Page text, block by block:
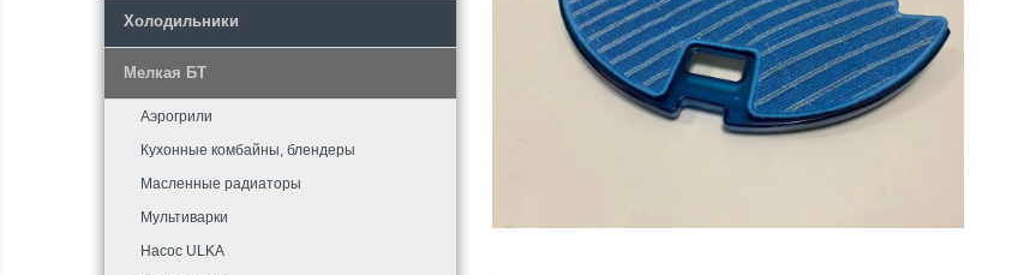
Холодильники
Мелкая БТ
Аэрогрили
Кухонные комбайны, блендеры
Масленные радиаторы
Мультиварки
Насос ULKA